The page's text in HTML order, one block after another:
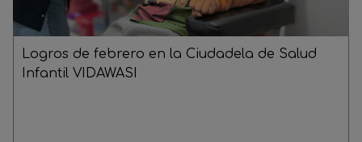
Logros de febrero en la Ciudadela de Salud
Infantil VIDAWASI